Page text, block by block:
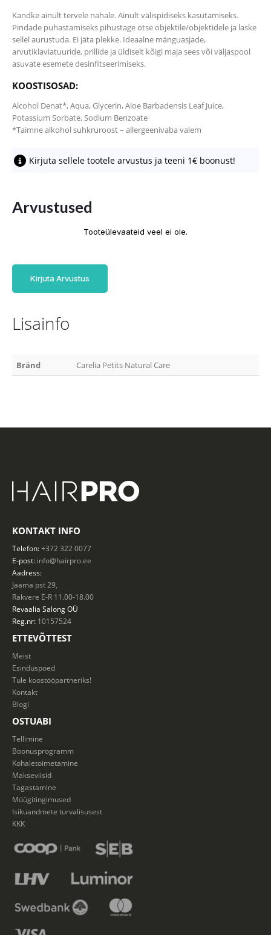
Kandke ainult tervele nahale. Ainult välispidiseks kasutamiseks.
Pindade puhastamiseks pihustage otse objektile/objektidele ja laske
sellel aurustuda. Ei jäta plekke. Ideaalne mänguasjade,
arvutiklaviatuuride, prillide ja üldiselt kõigi maja sees või väljaspool
asuvate esemete desinfitseerimiseks.
KOOSTISOSAD:
Alcohol Denat*, Aqua, Glycerin, Aloe Barbadensis Leaf Juice,
Potassium Sorbate, Sodium Benzoate
*Taimne alkohol suhkruroost – allergeenivaba valem
Kirjuta sellele tootele arvustus ja teeni 1€ boonust!
Arvustused
Tooteülevaateid veel ei ole.
Kirjuta Arvustus
Lisainfo
Bränd Carelia Petits Natural Care
KONTAKT INFO
Telefon:+372 322 0077
E-post: info@hairpro.ee
Aadress:
Jaama pst 29,
Rakvere E-R 11.00-18.00
Revaalia SalongOÜ
Reg.nr: 10157524
ETTEVÕTTEST
Meist
Esinduspoed
Tule koostööpartneriks!
Kontakt
Blogi
OSTUABI
Tellimine
Boonusprogramm
Kohaletoimetamine
Makseviisid
Tagastamine
Müügitingimused
Isikuandmete turvalisusest
KKK